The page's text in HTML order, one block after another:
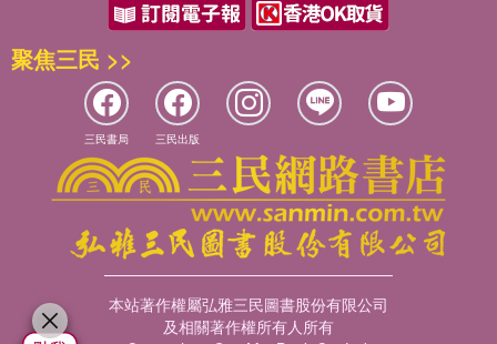
聚焦三民 >>
三民書局 三民出版
本站著作權屬弘雅三民圖書股份有限公司
及相關著作權所有人所有